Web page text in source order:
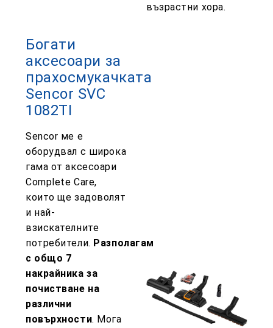
възрастни хора.
Богати
аксесоари за
прахосмукачката
Sencor SVC
1082TI
Sencor ме е
оборудвал с широка
гама от аксесоари
Complete Care,
които ще задоволят
и най-
взискателните
потребители. Разполагам
с общо 7
накрайника за
почистване на
различни
повърхности. Мога